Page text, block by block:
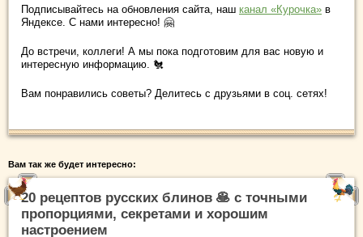
Подписывайтесь на обновления сайта, наш канал «Курочка» в
Яндексе. С нами интересно! 🤗
До встречи, коллеги! А мы пока подготовим для вас новую и
интересную информацию. 🐔
Вам понравились советы? Делитесь с друзьями в соц. сетях!
Вам так же будет интересно:
20 рецептов русских блинов 🥞 с точными
пропорциями, секретами и хорошим
настроением